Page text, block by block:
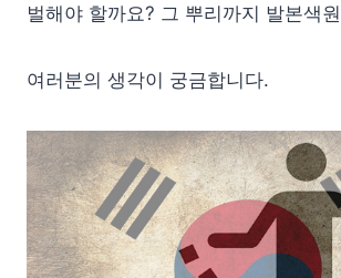
벌해야 할까요? 그 뿌리까지 발본색
여러분의 생각이 궁금합니다.